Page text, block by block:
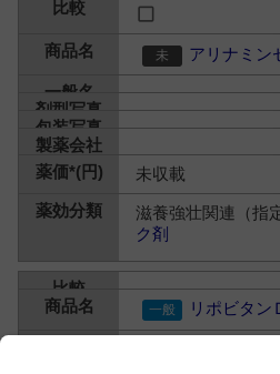
アリナミ
未収載
滋養強壮関連（指
ク剤
リポビタ